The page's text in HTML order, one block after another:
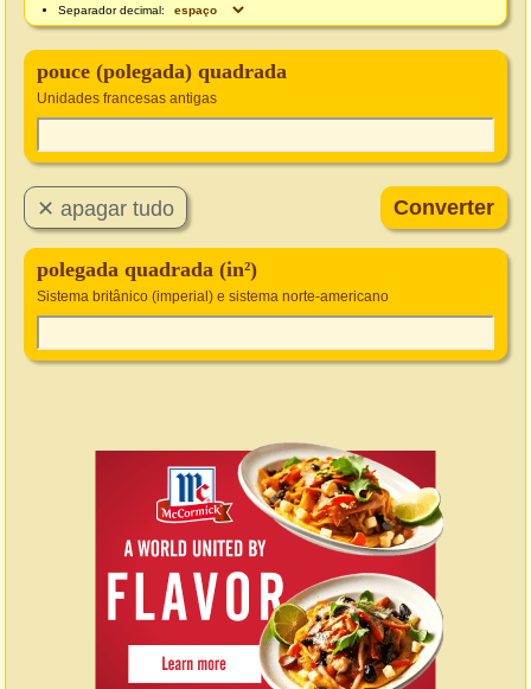
Separador decimal:
pouce (polegada) quadrada
Unidades francesas antigas
polegada quadrada (in²)
Sistema britânico (imperial) e sistema norte-americano